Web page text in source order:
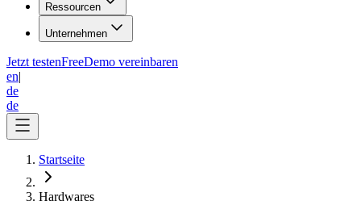
Ressourcen
Unternehmen
Jetzt testenFreeDemo vereinbaren
en|
de
de
Startseite
Hardwares